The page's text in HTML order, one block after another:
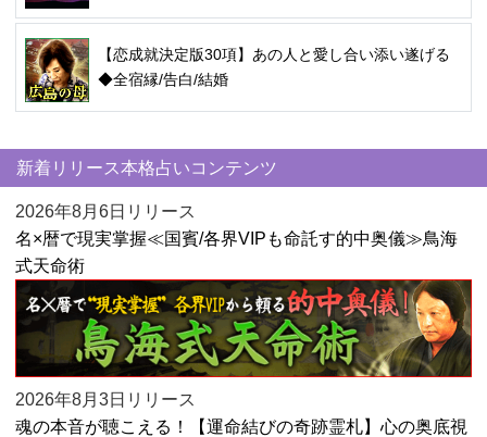
【恋成就決定版30項】あの人と愛し合い添い遂げる
◆全宿縁/告白/結婚
新着リリース本格占いコンテンツ
2026年8月6日リリース
名×暦で現実掌握≪国賓/各界VIPも命託す的中奥儀≫鳥海
式天命術
2026年8月3日リリース
魂の本音が聴こえる！【運命結びの奇跡霊札】心の奥底視